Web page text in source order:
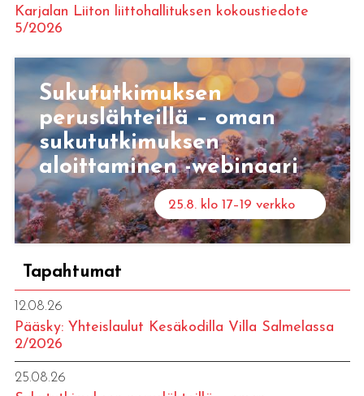
Karjalan Liiton liittohallituksen kokoustiedote
5/2026
Sukututkimuksen
peruslähteillä – oman
sukututkimuksen
aloittaminen -webinaari
25.8. klo 17–19 verkko
Tapahtumat
12.08.26
Pääsky: Yhteislaulut Kesäkodilla Villa Salmelassa
2/2026
25.08.26